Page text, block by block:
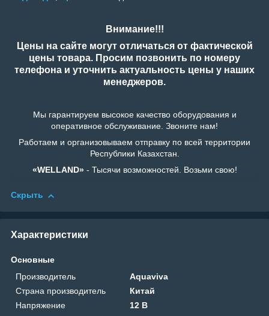
Внимание!!!
Цены на сайте могут отличаться от фактической
цены товара. Просим позвонить по номеру
телефона и уточнить актуальность цены у наших
менеджеров.
Мы гарантируем высокое качество оборудования и
оперативное обслуживание. Звоните нам!
Работаем и организовываем отправку по всей территории
Республики Казахстан.
«WELLAND»- Тысячи возможностей. Возьми свою!
Скрыть
Характеристики
Основные
Производитель
Aquaviva
Страна производитель
Китай
Напряжение
12 В